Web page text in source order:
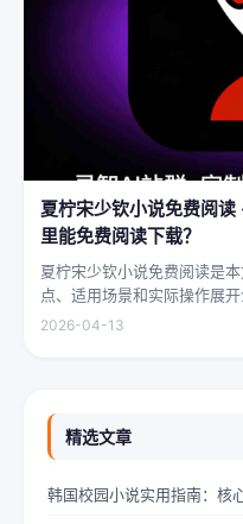
夏柠宋少钦小说免费阅
里能免费阅读下载？
夏柠宋少钦小说免费阅读是
点、适用场景和实际操作展
透过梧桐树叶的缝隙，洒在
2026-04-13
精选文章
韩国校园小说实用指南：核